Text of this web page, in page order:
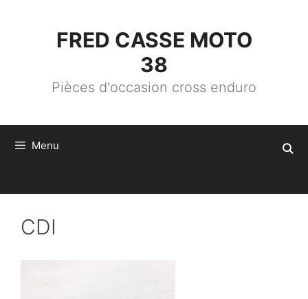
FRED CASSE MOTO
38
Pièces d'occasion cross enduro
Menu
CDI